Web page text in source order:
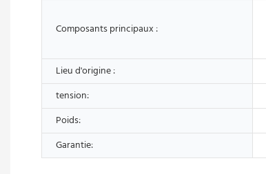
Composants principaux :
Lieu d'origine :
tension:
Poids:
Garantie: